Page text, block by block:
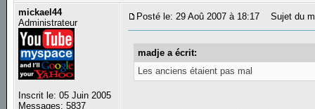
mickael44
Administrateur
Inscrit le: 05 Juin 2005
Messages: 5837
Posté le: 29 Aoû 2007 à 18:17 Sujet du
madje a écrit:
Les anciens étaient pas mal